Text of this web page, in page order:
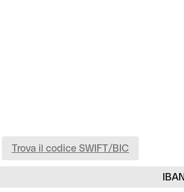
Trova il codice SWIFT/BIC